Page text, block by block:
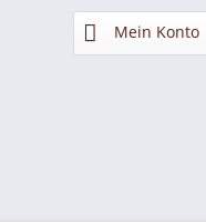
Mein Konto